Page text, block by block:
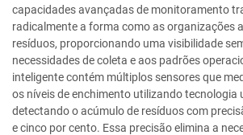
capacidades avançadas de monitoramento
radicalmente a forma como as organizações
resíduos, proporcionando uma visibilidade
necessidades de coleta e aos padrões
inteligente contém múltiplos sensores que
os níveis de enchimento utilizando tecnologia
detectando o acúmulo de resíduos com
e cinco por cento. Essa precisão elimina a